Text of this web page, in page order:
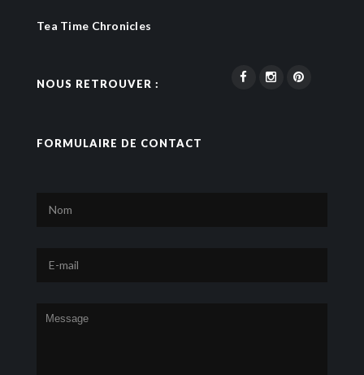
Tea Time Chronicles
NOUS RETROUVER :
FORMULAIRE DE CONTACT